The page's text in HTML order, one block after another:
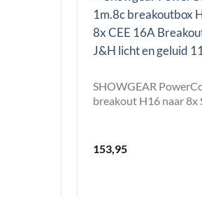
SHOWGEAR
breakout H16 naar 8x
153,95